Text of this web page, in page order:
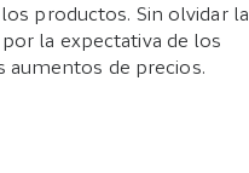
productos. Sin olvidar la
la expectativa de los
aumentos de precios.